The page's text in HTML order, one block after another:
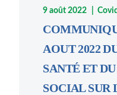
9 août 2022
AOUT 2022
SANTÉ ET
SOCIAL SUR